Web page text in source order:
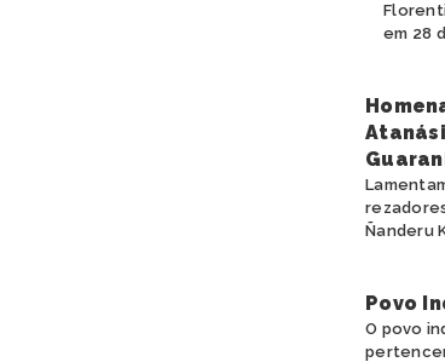
em 28
Ñanderu
Povo
O povo